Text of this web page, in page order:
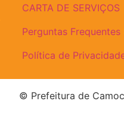
CARTA DE SERVIÇOS
Perguntas Frequentes
Política de
© Prefeitura de